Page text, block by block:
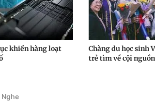
khiến hàng loạt
Chàng du học sinh
trẻ tìm về cội nguồn
Nghe